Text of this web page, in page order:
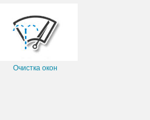
Очистка окон